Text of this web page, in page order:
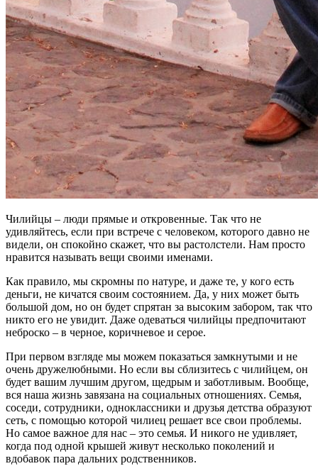
Чилийцы – люди прямые и откровенные. Так что не
удивляйтесь, если при встрече с человеком, которого давно не
видели, он спокойно скажет, что вы растолстели. Нам просто
нравится называть вещи своими именами.
Как правило, мы скромны по натуре, и даже те, у кого есть
деньги, не кичатся своим состоянием. Да, у них может быть
большой дом, но он будет спрятан за высоким забором, так что
никто его не увидит. Даже одеваться чилийцы предпочитают
неброско – в черное, коричневое и серое.
При первом взгляде мы можем показаться замкнутыми и не
очень дружелюбными. Но если вы сблизитесь с чилийцем, он
будет вашим лучшим другом, щедрым и заботливым. Вообще,
вся наша жизнь завязана на социальных отношениях. Семья,
соседи, сотрудники, одноклассники и друзья детства образуют
сеть, с помощью которой чилиец решает все свои проблемы.
Но самое важное для нас – это семья. И никого не удивляет,
когда под одной крышей живут несколько поколений и
вдобавок пара дальних родственников.